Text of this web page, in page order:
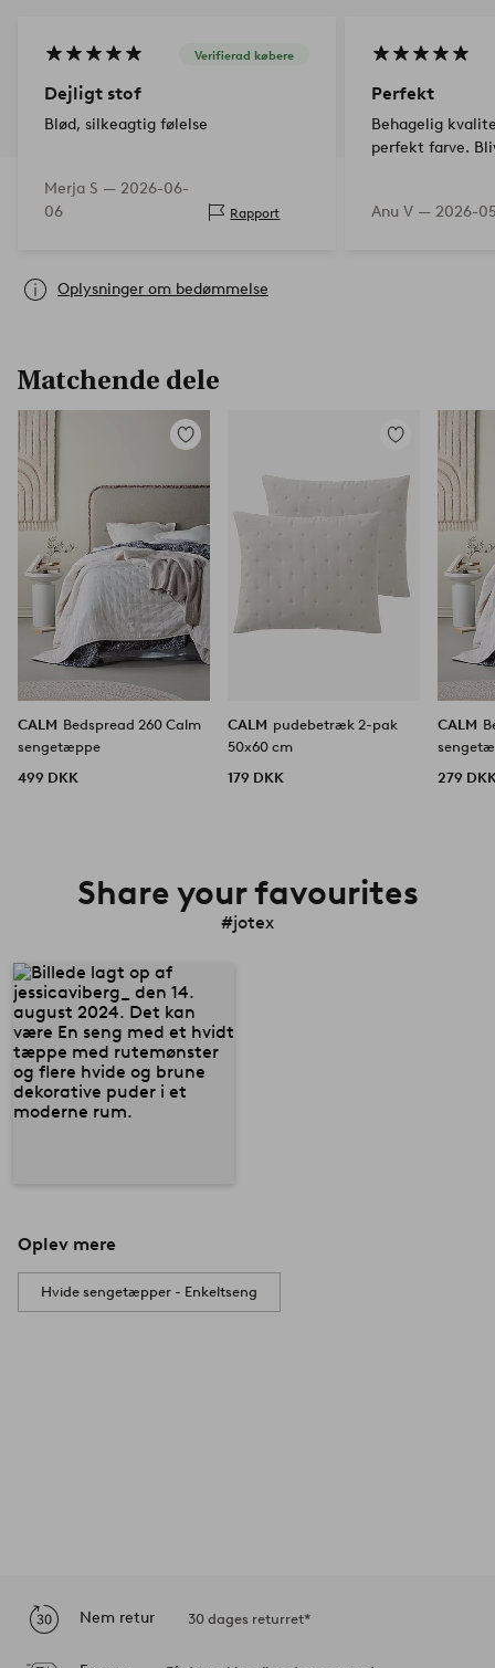
Verifierad købere
Dejligt stof
Blød, silkeagtig følelse
Merja S — 2026-06-
06
Rapport
Perfekt
Behagelig
perfekt farve.
Anu V — 2026-
Oplysninger om bedømmelse
Matchende dele
Tilføj
CALM Bedspread 260 Calm
sengetæppe
499 DKK
Tilføj
favoritter
CALM pudebetræk 2-pak
50x60 cm
179 DKK
CALM
279
Share your favourites
#jotex
Oplev mere
Hvide sengetæpper - Enkeltseng
Nem retur 30 dages returret*